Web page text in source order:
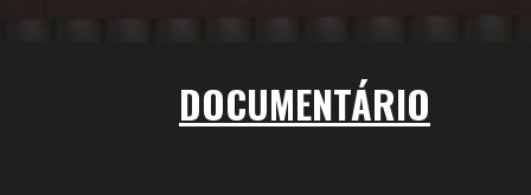
DOCUMENTÁRIO